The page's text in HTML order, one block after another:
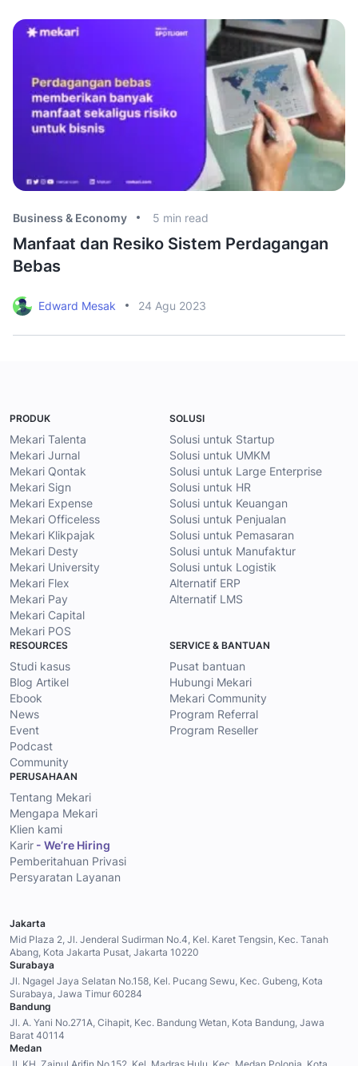
Business & Economy 5 min read
Manfaat dan Resiko Sistem Perdagangan
Bebas
Edward Mesak 24 Agu 2023
PRODUK
Mekari Talenta
Mekari Jurnal
Mekari Qontak
Mekari Sign
Mekari Expense
Mekari Officeless
Mekari Klikpajak
Mekari Desty
Mekari University
Mekari Flex
Mekari Pay
Mekari Capital
Mekari POS
SOLUSI
Solusi untuk Startup
Solusi untuk UMKM
Solusi untuk Large Enterprise
Solusi untuk HR
Solusi untuk Keuangan
Solusi untuk Penjualan
Solusi untuk Pemasaran
Solusi untuk Manufaktur
Solusi untuk Logistik
Alternatif ERP
Alternatif LMS
RESOURCES
Studi kasus
Blog Artikel
Ebook
News
Event
Podcast
Community
SERVICE & BANTUAN
Pusat bantuan
Hubungi Mekari
Mekari Community
Program Referral
Program Reseller
PERUSAHAAN
Tentang Mekari
Mengapa Mekari
Klien kami
Karir - We’re Hiring
Pemberitahuan Privasi
Persyaratan Layanan
Jakarta
Mid Plaza 2, Jl. Jenderal Sudirman No.4, Kel. Karet Tengsin, Kec. Tanah
Abang, Kota Jakarta Pusat, Jakarta 10220
Surabaya
Jl. Ngagel Jaya Selatan No.158, Kel. Pucang Sewu, Kec. Gubeng, Kota
Surabaya, Jawa Timur 60284
Bandung
Jl. A. Yani No.271A, Cihapit, Kec. Bandung Wetan, Kota Bandung, Jawa
Barat 40114
Medan